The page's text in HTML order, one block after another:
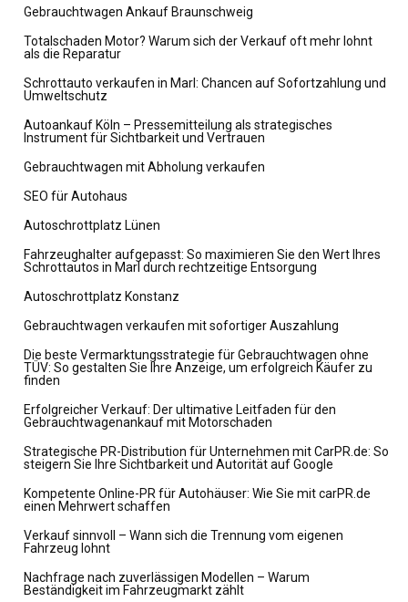
Gebrauchtwagen Ankauf Braunschweig
Totalschaden Motor? Warum sich der Verkauf oft mehr lohnt
als die Reparatur
Schrottauto verkaufen in Marl: Chancen auf Sofortzahlung und
Umweltschutz
Autoankauf Köln – Pressemitteilung als strategisches
Instrument für Sichtbarkeit und Vertrauen
Gebrauchtwagen mit Abholung verkaufen
SEO für Autohaus
Autoschrottplatz Lünen
Fahrzeughalter aufgepasst: So maximieren Sie den Wert Ihres
Schrottautos in Marl durch rechtzeitige Entsorgung
Autoschrottplatz Konstanz
Gebrauchtwagen verkaufen mit sofortiger Auszahlung
Die beste Vermarktungsstrategie für Gebrauchtwagen ohne
TÜV: So gestalten Sie Ihre Anzeige, um erfolgreich Käufer zu
finden
Erfolgreicher Verkauf: Der ultimative Leitfaden für den
Gebrauchtwagenankauf mit Motorschaden
Strategische PR-Distribution für Unternehmen mit CarPR.de: So
steigern Sie Ihre Sichtbarkeit und Autorität auf Google
Kompetente Online-PR für Autohäuser: Wie Sie mit carPR.de
einen Mehrwert schaffen
Verkauf sinnvoll – Wann sich die Trennung vom eigenen
Fahrzeug lohnt
Nachfrage nach zuverlässigen Modellen – Warum
Beständigkeit im Fahrzeugmarkt zählt